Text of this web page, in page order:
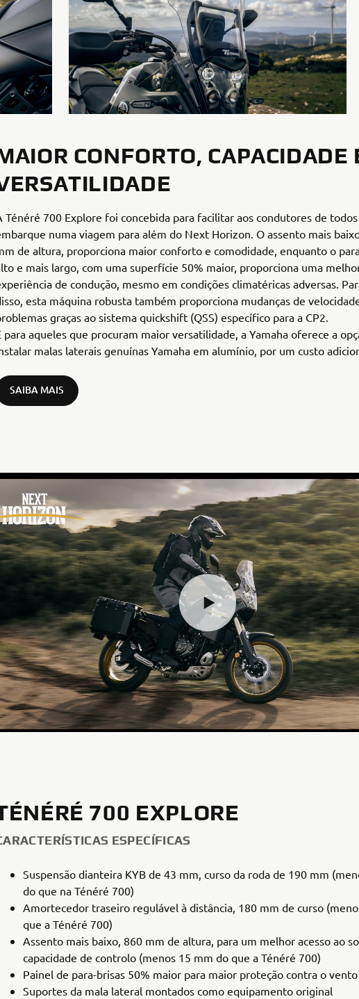
CONFORTO, CAPACIDADE
Ténéré 700 Explore foi concebida para facilitar aos condutores de
numa viagem para além do Next Horizon. O assento mais
de altura, proporciona maior conforto e comodidade, enquanto o
e mais largo, com uma superfície 50% maior, proporciona uma
de condução, mesmo em condições climatéricas adversas.
esta máquina robusta também proporciona mudanças de
graças ao sistema quickshift (QSS) específico para a CP2.
para aqueles que procuram maior versatilidade, a Yamaha oferece a
malas laterais genuínas Yamaha em alumínio, por um custo
SAIBA MAIS
700 EXPLORE
ESPECÍFICAS
Suspensão dianteira KYB de 43 mm, curso da roda de 190 mm
do que na Ténéré 700)
Amortecedor traseiro regulável à distância, 180 mm de curso
que a Ténéré 700)
Assento mais baixo, 860 mm de altura, para um melhor acesso ao
capacidade de controlo (menos 15 mm do que a Ténéré 700)
Painel de para-brisas 50% maior para maior proteção contra o vento
Suportes da mala lateral montados como equipamento original